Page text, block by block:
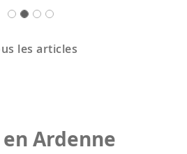
les articles
Ardenne